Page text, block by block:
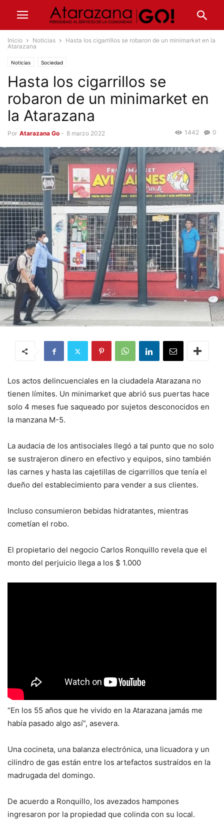
Inicio Noticias
Hasta los cigarrillos se robaron de un minimarket en la
Atarazana
Noticias Sociedad
Hasta los cigarrillos se
robaron de un minimarket en
la Atarazana
Por Atarazana Go - 8 marzo 2022 0
1442
Los actos delincuenciales en la ciudadela Atarazana no
tienen límites. Un minimarket que abrió sus puertas hace
solo 4 meses fue saqueado por sujetos desconocidos en
la manzana M-5.
La audacia de los antisociales llegó a tal punto que no solo
se sustrajeron dinero en efectivo y equipos, sino también
las carnes y hasta las cajetillas de cigarrillos que tenía el
dueño del establecimiento para vender a sus clientes.
Incluso consumieron bebidas hidratantes, mientras
cometían el robo.
El propietario del negocio Carlos Ronquillo revela que el
monto del perjuicio llega a los $ 1.000
“En los 55 años que he vivido en la Atarazana jamás me
había pasado algo así”, asevera.
Una cocineta, una balanza electrónica, una licuadora y un
cilindro de gas están entre los artefactos sustraídos en la
madrugada del domingo.
De acuerdo a Ronquillo, los avezados hampones
ingresaron por la propiedad que colinda con su local.